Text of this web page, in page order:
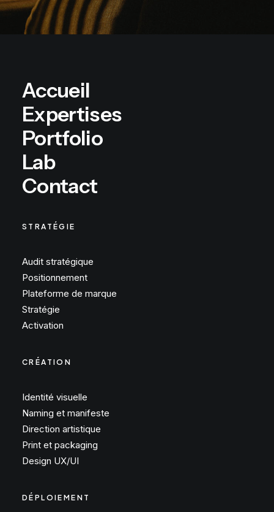
Accueil
Expertises
Portfolio
Lab
Contact
STRATÉGIE
Audit stratégique
Positionnement
Plateforme de marque
Stratégie
Activation
CRÉATION
Identité visuelle
Naming et manifeste
Direction artistique
Print et packaging
Design UX/UI
DÉPLOIEMENT